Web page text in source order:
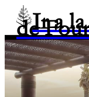
Ir a
de